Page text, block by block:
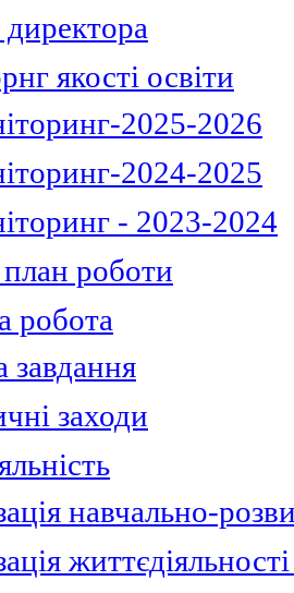
директора
якості освіти
2025-2026
2024-2025
- 2023-2024
роботи
робота
завдання
заходи
навчально-